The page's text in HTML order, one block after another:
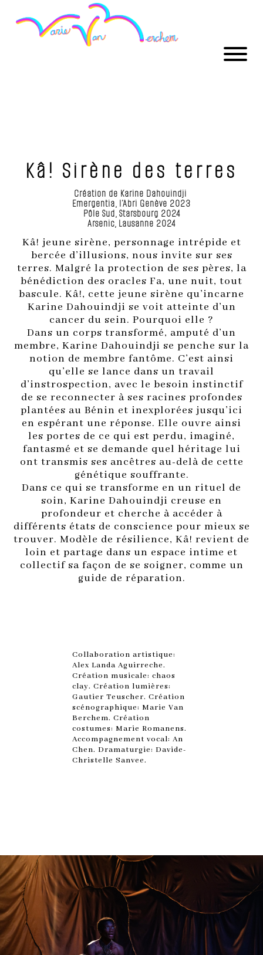
Kâ! Sirène des terres
Création de Karine Dahouindji
Emergentia, l’Abri Genève 2023
Pôle Sud, Starsbourg 2024
Arsenic, Lausanne 2024
Kâ! jeune sirène, personnage intrépide et
bercée d’illusions, nous invite sur ses
terres. Malgré la protection de ses pères, la
bénédiction des oracles Fa, une nuit, tout
bascule. Kâ!, cette jeune sirène qu’incarne
Karine Dahouindji se voit atteinte d’un
cancer du sein. Pourquoi elle ?
Dans un corps transformé, amputé d’un
membre, Karine Dahouindji se penche sur la
notion de membre fantôme. C’est ainsi
qu’elle se lance dans un travail
d’instrospection, avec le besoin instinctif
de se reconnecter à ses racines profondes
plantées au Bénin et inexplorées jusqu’ici
en espérant une réponse. Elle ouvre ainsi
les portes de ce qui est perdu, imaginé,
fantasmé et se demande quel héritage lui
ont transmis ses ancêtres au-delà de cette
génétique souffrante.
Dans ce qui se transforme en un rituel de
soin, Karine Dahouindji creuse en
profondeur et cherche à accéder à
différents états de conscience pour mieux se
trouver. Modèle de résilience, Kâ! revient de
loin et partage dans un espace intime et
collectif sa façon de se soigner, comme un
guide de réparation.
Collaboration artistique:
Alex Landa Aguirreche.
Création musicale: chaos
clay. Création lumières:
Gautier Teuscher. Création
scénographique: Marie Van
Berchem. Création
costumes: Marie Romanens.
Accompagnement vocal: An
Chen. Dramaturgie: Davide-
Christelle Sanvee.